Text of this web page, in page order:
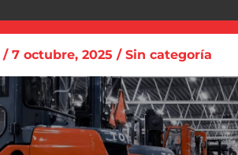
7 octubre, 2025 / Sin categoría